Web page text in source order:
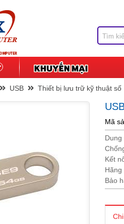
USB Thiết bị lưu trữ kỹ thuật số
Mã
Kết
Hãng
Bảo